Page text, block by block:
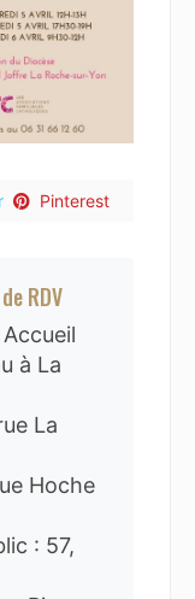
Pinterest
RDV
à La
La
Hoche
: 57,